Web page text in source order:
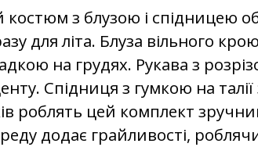
костюм з блузою і спідницею
для літа. Блуза вільного
на грудях. Рукава з
Спідниця з гумкою на
роблять цей комплект
додає грайливості,